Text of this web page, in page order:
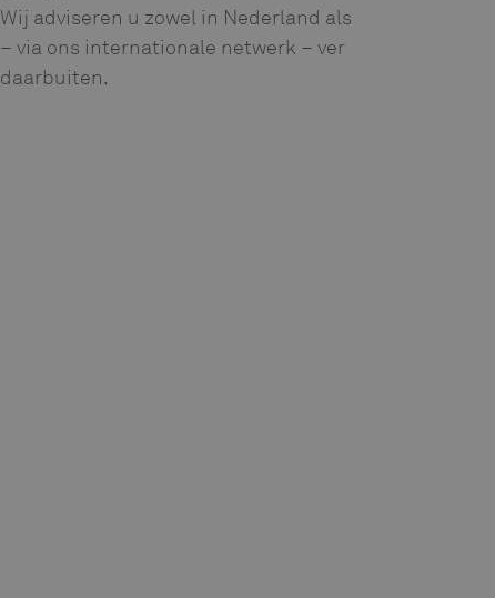
Wij adviseren u zowel in Nederland als
– via ons internationale netwerk – ver
daarbuiten.